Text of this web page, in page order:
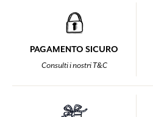
PAGAMENTO SICURO
Consulti i nostri T&C